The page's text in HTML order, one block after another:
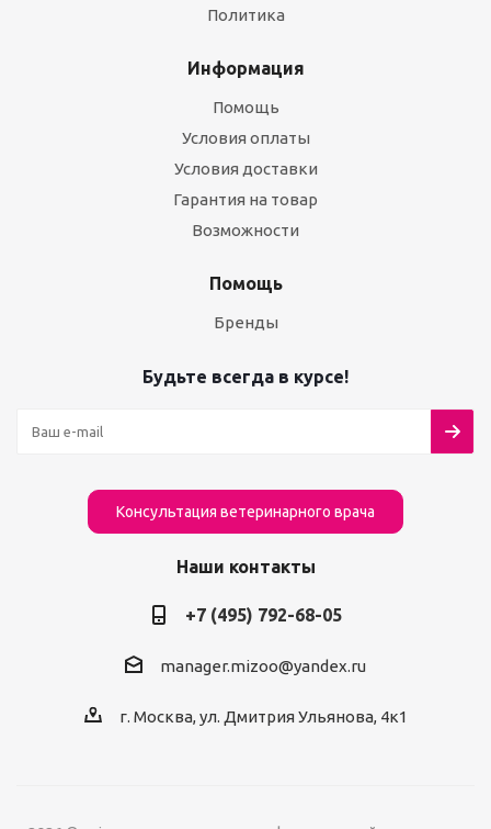
Политика
Информация
Помощь
Условия оплаты
Условия доставки
Гарантия на товар
Возможности
Помощь
Бренды
Будьте всегда в курсе!
Консультация ветеринарного врача
Наши контакты
+7 (495) 792-68-05
manager.mizoo@yandex.ru
г. Москва, ул. Дмитрия Ульянова, 4к1